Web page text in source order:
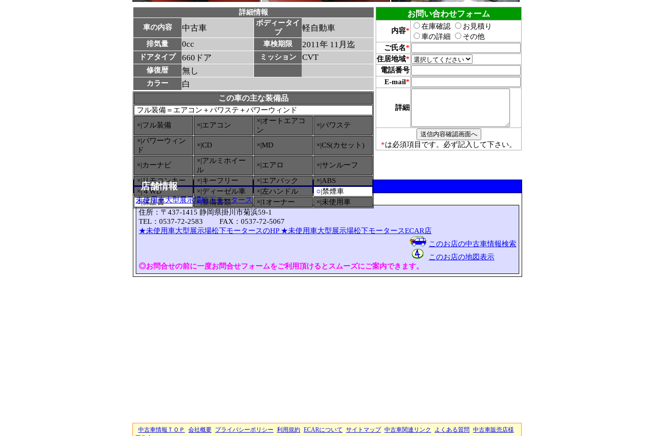
詳細情報
車の内容
中古車
ボディータイ
プ
軽自動車
排気量 0cc 車検期限 2011年 11月迄
ドアタイプ 660ドア ミッション CVT
修復暦 無し
カラー 白
この車の主な装備品
フル装備＝エアコン＋パワステ＋パワーウィンド
×|フル装備
×|エアコン
×|オートエアコ
ン
×|パワステ
×|パワーウィン
ド
×|CD ×|MD ×|CS(カセット)
×|カーナビ
×|アルミホイー
ル
×|エアロ
×|サンルーフ
×|リモコンキー
×|キーフリー ×|エアバック
×|ABS
×|４WD
×|ディーゼル車 ×|左ハンドル ○|禁煙車
○|保証書 ×|整備書類 ×|1オーナー ×|未使用車
お問い合わせフォーム
内容*
在庫確認
お見積り
車の詳細
その他
ご氏名*
住居地域*
電話番号
E-mail*
詳細
*は必須項目です。必ず記入して下さい。
店舗情報
未使用車大型展示場松下モータース
住所：〒437-1415 静岡県掛川市菊浜59-1
TEL：0537-72-2583 FAX：0537-72-5067
★未使用車大型展示場松下モータースのHP ★未使用車大型展示場松下モータースECAR店
このお店の中古車情報検索
このお店の地図表示
◎お問合せの前に一度お問合せフォームをご利用頂けるとスムーズにご案内できます。
中古車情報ＴＯＰ 会社概要 プライバシーポリシー 利用規約 ECARについて サイトマップ 中古車関連リンク よくある質問 中古車販売店様